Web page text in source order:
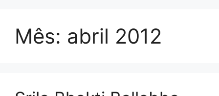
Mês: abril 2012